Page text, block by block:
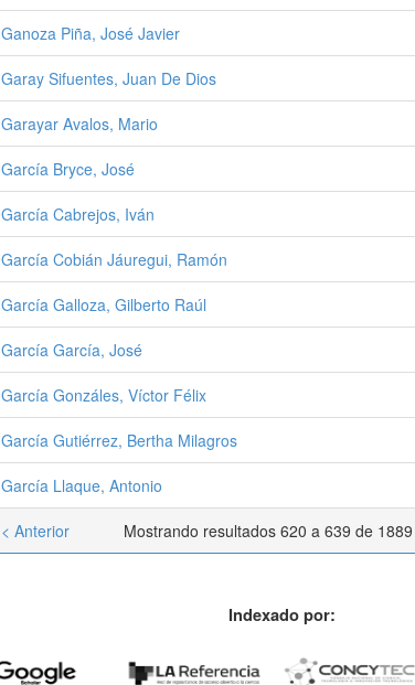
Ganoza Piña, José Javier
Garay Sifuentes, Juan De Dios
Garayar Avalos, Mario
García Bryce, José
García Cabrejos, Iván
García Cobián Jáuregui, Ramón
García Galloza, Gilberto Raúl
García García, José
García Gonzáles, Víctor Félix
García Gutiérrez, Bertha Milagros
García Llaque, Antonio
Mostrando resultados 620 a 639 de 1889
< Anterior
Indexado por: